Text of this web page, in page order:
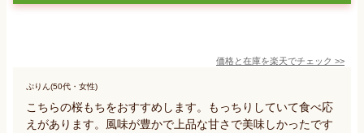
価格と在庫を楽天でチェック >>
ぷりん(50代・女性)
こちらの桜もちをおすすめします。もっちりしていて食べ応
えがあります。風味が豊かで上品な甘さで美味しかったです